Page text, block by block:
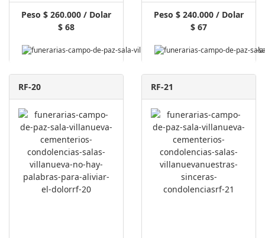
Peso $ 260.000 / Dolar
$ 68
Peso $ 240.000 / Dolar
$ 67
RF-20 RF-21